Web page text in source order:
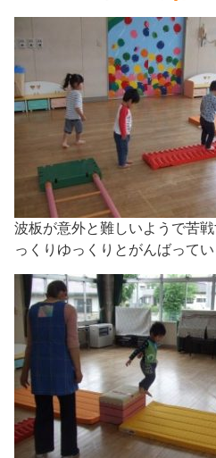
波板が意外と難しいようで苦
っくりゆっくりとがんばって